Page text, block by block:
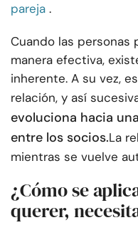
pareja .
Cuando las personas
manera efectiva,
inherente. A su vez,
relación, y así
evoluciona hacia
entre los socios.La
mientras se vuelve
¿Cómo se
querer,